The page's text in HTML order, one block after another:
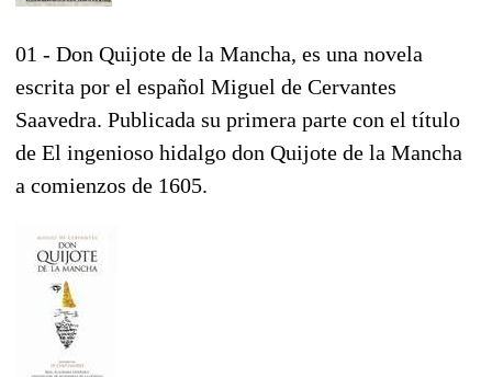
01 - Don Quijote de la Mancha, es una novela
escrita por el español Miguel de Cervantes
Saavedra. Publicada su primera parte con el título
de El ingenioso hidalgo don Quijote de la Mancha
a comienzos de 1605.